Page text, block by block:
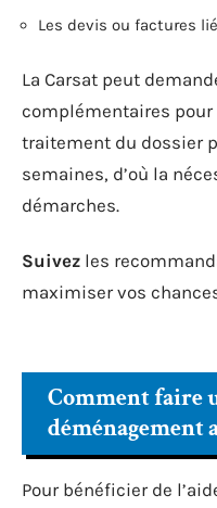
Les devis ou factures
La Carsat peut
complémentaires
traitement du dossier
semaines, d’où la
démarches.
Suivez les
maximiser vos
Comment faire
déménagement
Pour bénéficier de